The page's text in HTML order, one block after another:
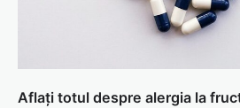
Aflați totul despre alergia la